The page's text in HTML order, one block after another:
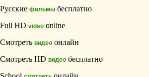
Русские фильмы бесплатно
Full HD video online
Смотреть видео онлайн
Смотреть HD видео бесплатно